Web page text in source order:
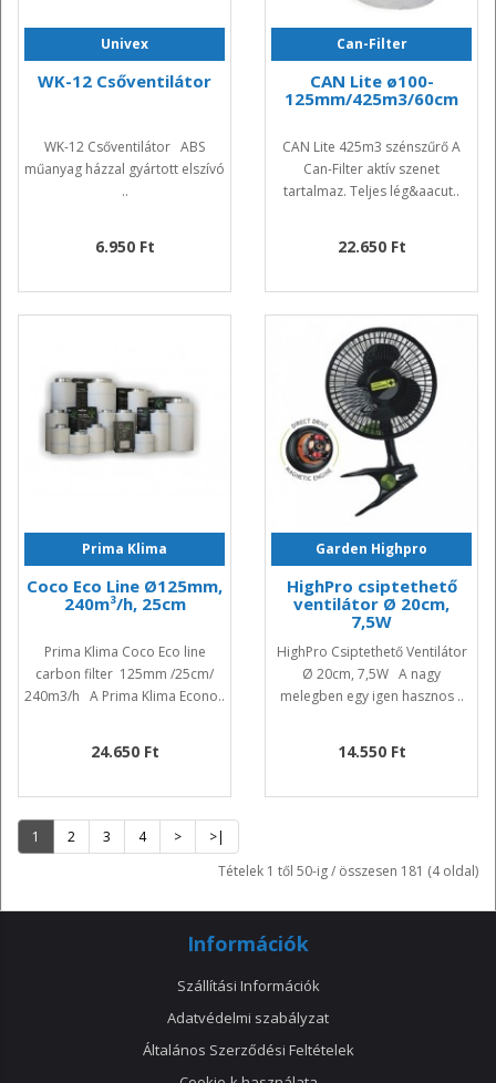
Univex
WK-12 Csőventilátor
WK-12 Csőventilátor ABS
műanyag házzal gyártott elszívó
..
6.950 Ft
Can-Filter
CAN Lite ø100-
125mm/425m3/60cm
CAN Lite 425m3 szénszűrő A
Can-Filter aktív szenet
tartalmaz. Teljes lég&aacut..
22.650 Ft
Prima Klima
Coco Eco Line Ø125mm,
240m³/h, 25cm
Prima Klima Coco Eco line
carbon filter 125mm /25cm/
240m3/h A Prima Klima Econo..
24.650 Ft
Garden Highpro
HighPro csiptethető
ventilátor Ø 20cm,
7,5W
HighPro Csiptethető Ventilátor
Ø 20cm, 7,5W A nagy
melegben egy igen hasznos ..
14.550 Ft
1 2 3 4 >
>|
Tételek 1 től 50-ig / összesen 181 (4 oldal)
Információk
Szállítási Információk
Adatvédelmi szabályzat
Általános Szerződési Feltételek